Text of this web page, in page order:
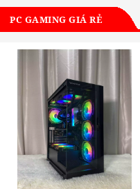
PC GAMING GIÁ RẺ